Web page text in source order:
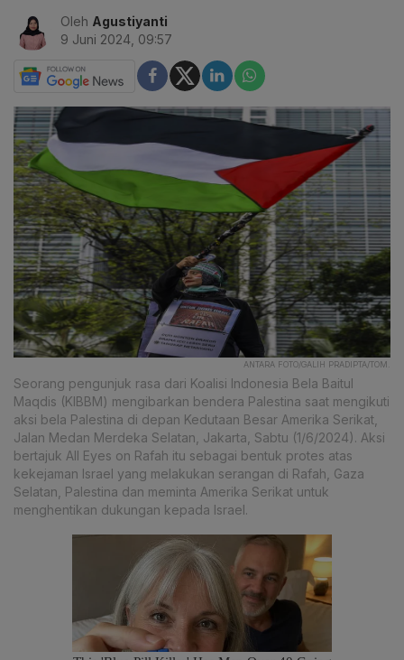
Oleh Agustiyanti
9 Juni 2024, 09:57
ANTARA FOTO/GALIH PRADIPTA/TOM.
Seorang pengunjuk rasa dari Koalisi Indonesia Bela Baitul
Maqdis (KIBBM) mengibarkan bendera Palestina saat mengikuti
aksi bela Palestina di depan Kedutaan Besar Amerika Serikat,
Jalan Medan Merdeka Selatan, Jakarta, Sabtu (1/6/2024). Aksi
bertajuk All Eyes on Rafah itu sebagai bentuk protes atas
kekejaman Israel yang melakukan serangan di Rafah, Gaza
Selatan, Palestina dan meminta Amerika Serikat untuk
menghentikan dukungan kepada Israel.